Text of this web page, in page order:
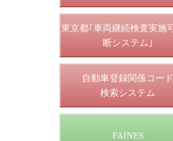
東京都｢車両継続検査実施
断システム｣
自動車登録関係コード
検索システム
FAINES